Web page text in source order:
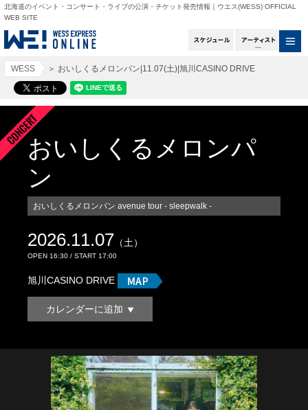
北海道のイベント・コンサート・ライブの公演・チケット発売情報｜ウエス(WESS) OFFICIAL
WEB SITE
スケジュールアー
WESS ＞ おいしくるメロンパン|11.07(土)|旭川CASINO DRIVE
おいしくるメロンパ
ン
おいしくるメロンパン avenue tour - sleepwalk -
2026.11.07 （土）
OPEN 16:30 / START 17:00
旭川CASINO DRIVE
カレンダーに追加